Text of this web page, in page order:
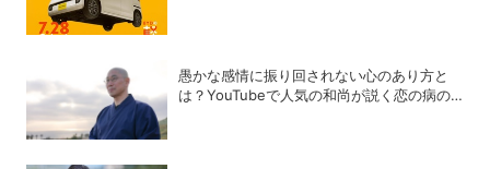
愚かな感情に振り回されない心のあり方と
は？YouTubeで人気の和尚が説く恋の病の